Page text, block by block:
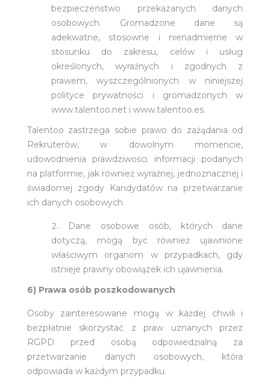
bezpieczeństwo przekazanych danych
osobowych. Gromadzone dane są
adekwatne, stosowne i nienadmierne w
stosunku do zakresu, celów i usług
określonych, wyraźnych i zgodnych z
prawem, wyszczególnionych w niniejszej
polityce prywatności i gromadzonych w
www.talentoo.net i www.talentoo.es.
Talentoo zastrzega sobie prawo do zażądania od
Rekruterów, w dowolnym momencie,
udowodnienia prawdziwości informacji podanych
na platformie, jak również wyraźnej, jednoznacznej i
świadomej zgody Kandydatów na przetwarzanie
ich danych osobowych.
Dane osobowe osób, których dane
dotyczą, mogą być również ujawnione
właściwym organom w przypadkach, gdy
istnieje prawny obowiązek ich ujawnienia.
6) Prawa osób poszkodowanych
Osoby zainteresowane mogą w każdej chwili i
bezpłatnie skorzystać z praw uznanych przez
RGPD przed osobą odpowiedzialną za
przetwarzanie danych osobowych, która
odpowiada w każdym przypadku.